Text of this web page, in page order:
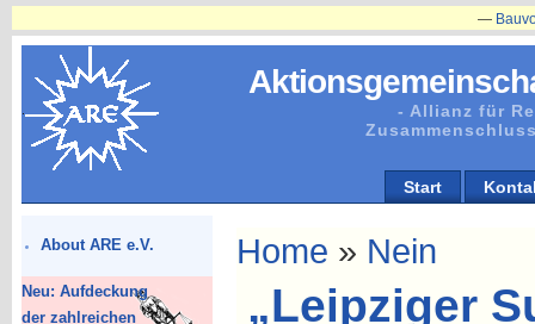
- Allianz für
Start
About ARE e.V.
Neu: Aufdeckung
der zahlreichen
Home » Nein
„Leipziger